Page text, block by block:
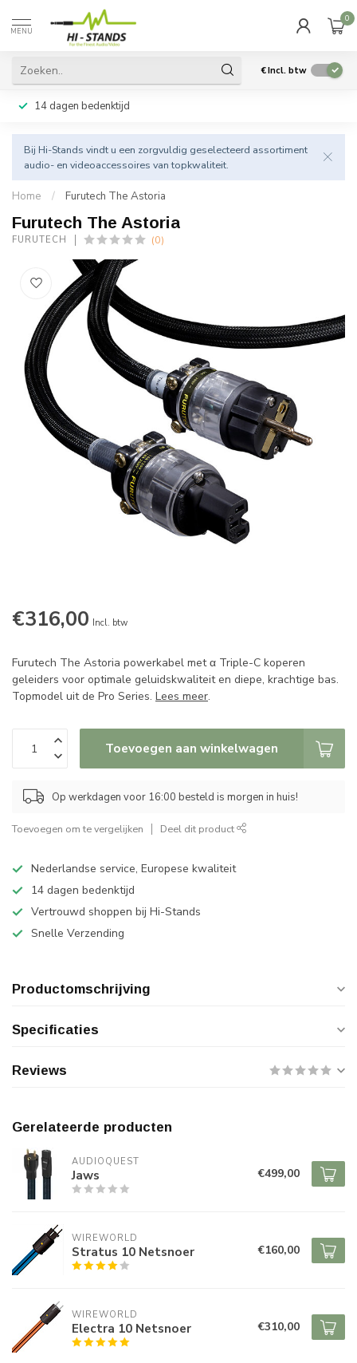
MENU
0
€Incl. btw
14 dagen bedenktijd
Bij Hi-Stands vindt u een zorgvuldig geselecteerd assortiment
audio- en videoaccessoires van topkwaliteit.
Home / Furutech The Astoria
Furutech The Astoria
FURUTECH (0)
€316,00 Incl. btw
Furutech The Astoria powerkabel met α Triple-C koperen
geleiders voor optimale geluidskwaliteit en diepe, krachtige bas.
Topmodel uit de Pro Series. Lees meer.
Toevoegen aan winkelwagen
Op werkdagen voor 16:00 besteld is morgen in huis!
Toevoegen om te vergelijken Deel dit product
Nederlandse service, Europese kwaliteit
14 dagen bedenktijd
Vertrouwd shoppen bij Hi-Stands
Snelle Verzending
Productomschrijving
Specificaties
Reviews
Gerelateerde producten
AUDIOQUEST
Jaws €499,00
WIREWORLD
Stratus 10 Netsnoer €160,00
WIREWORLD
Electra 10 Netsnoer €310,00